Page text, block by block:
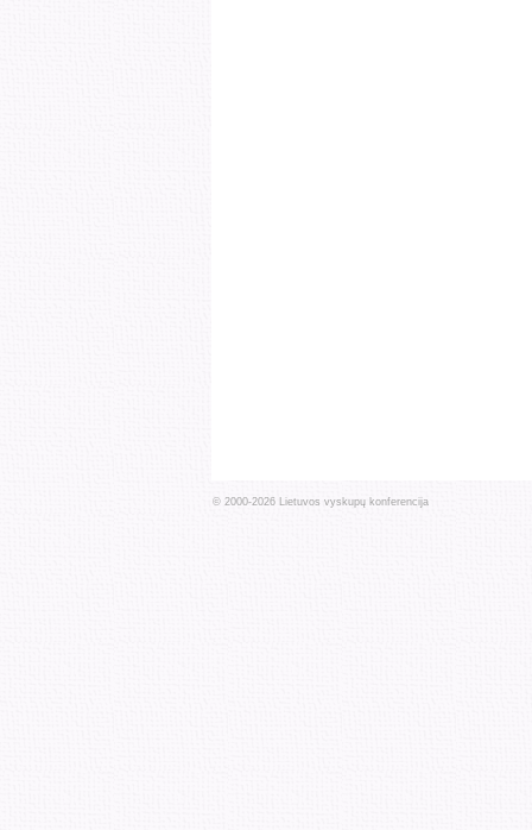
© 2000-2026 Lietuvos vyskupų konferencija